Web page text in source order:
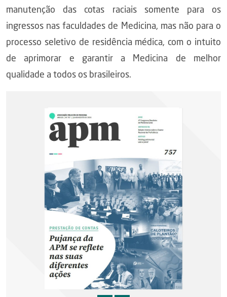
manutenção das cotas raciais somente para os
ingressos nas faculdades de Medicina, mas não para o
processo seletivo de residência médica, com o intuito
de aprimorar e garantir a Medicina de melhor
qualidade a todos os brasileiros.